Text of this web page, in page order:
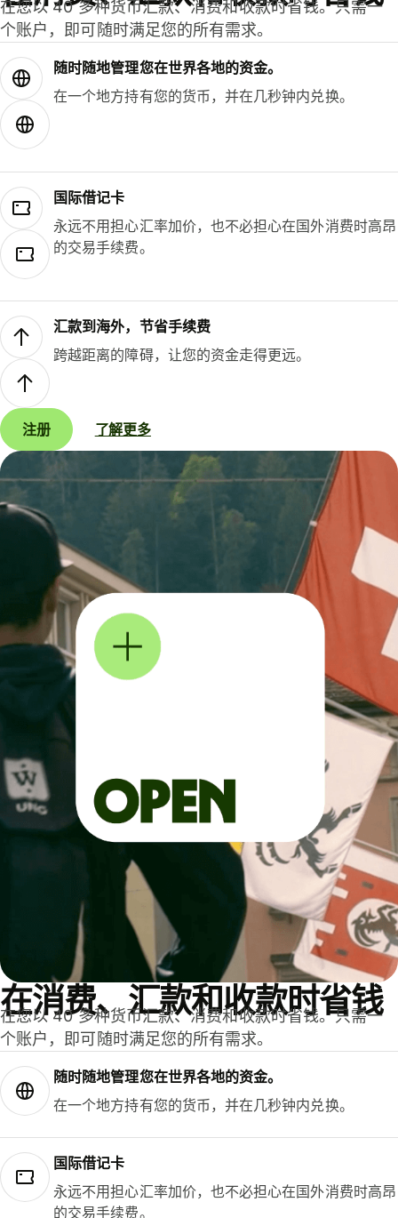
在您以 40 多种货币汇款、消费和收款时省钱。只需一
个账户，即可随时满足您的所有需求。
随时随地管理您在世界各地的资金。
在一个地方持有您的货币，并在几秒钟内兑换。
国际借记卡
永远不用担心汇率加价，也不必担心在国外消费时高昂
的交易手续费。
汇款到海外，节省手续费
跨越距离的障碍，让您的资金走得更远。
注册 了解更多
在消费、汇款和收款时省钱
在您以 40 多种货币汇款、消费和收款时省钱。只需一
个账户，即可随时满足您的所有需求。
随时随地管理您在世界各地的资金。
在一个地方持有您的货币，并在几秒钟内兑换。
国际借记卡
永远不用担心汇率加价，也不必担心在国外消费时高昂
的交易手续费。